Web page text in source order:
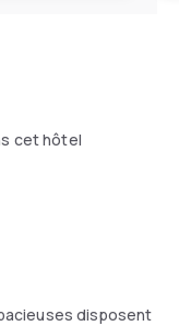
cet hôtel
disposent